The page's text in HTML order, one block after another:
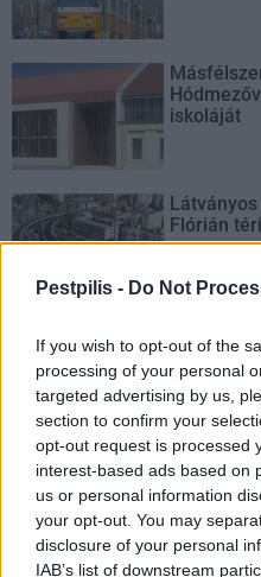
Pestpilis - Do Not
If you wish to opt-out of the
processing of your personal
targeted advertising by us,
section to confirm your
opt-out request is processed
interest-based ads based on
us or personal information
your opt-out. You may
disclosure of your personal
IAB’s list of downstream
iskoláját
Flórián
AJÁNLJUK MÉG
Helyi